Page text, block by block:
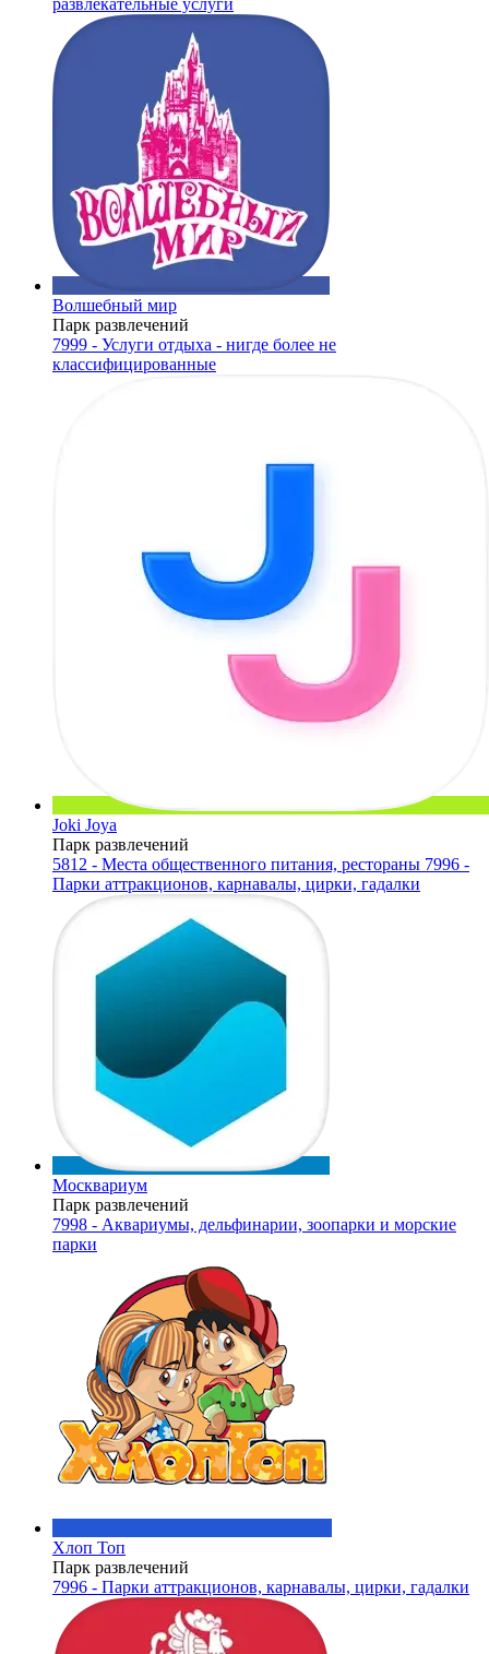
развлекательные услуги
Волшебный мир
Парк развлечений
7999 - Услуги отдыха - нигде более не
классифицированные
Joki Joya
Парк развлечений
5812 - Места общественного питания, рестораны 7996 -
Парки аттракционов, карнавалы, цирки, гадалки
Москвариум
Парк развлечений
7998 - Аквариумы, дельфинарии, зоопарки и морские
парки
Хлоп Топ
Парк развлечений
7996 - Парки аттракционов, карнавалы, цирки, гадалки